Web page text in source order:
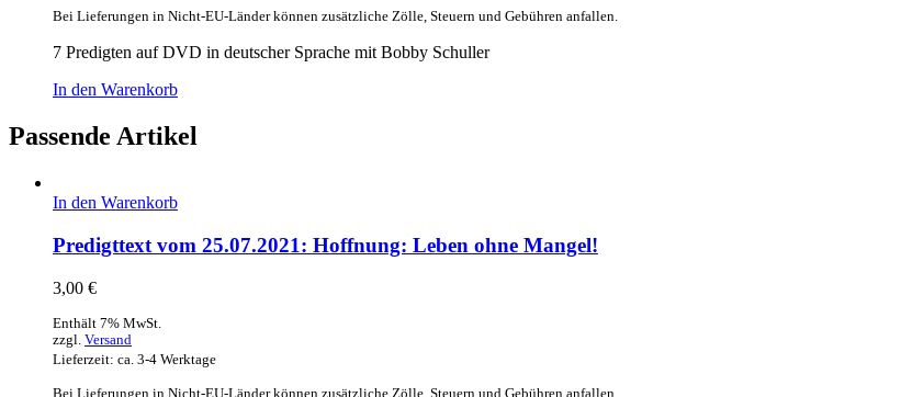
Bei Lieferungen in Nicht-EU-Länder können zusätzliche Zölle, Steuern und Gebühren anfallen.
7 Predigten auf DVD in deutscher Sprache mit Bobby Schuller
In den Warenkorb
Passende Artikel
In den Warenkorb
Predigttext vom 25.07.2021: Hoffnung: Leben ohne Mangel!
3,00 €
Enthält 7% MwSt.
zzgl. Versand
Lieferzeit: ca. 3-4 Werktage
Bei Lieferungen in Nicht-EU-Länder können zusätzliche Zölle, Steuern und Gebühren anfallen.